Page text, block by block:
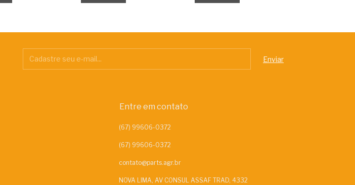
Entre em contato
contato@parts.agr.br
NOVA LIMA, AV CONSUL ASSAF TRAD, 4332